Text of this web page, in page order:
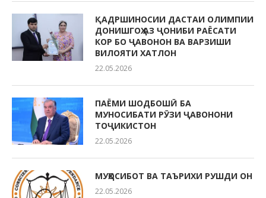
ҚАДРШИНОСИИ ДАСТАИ ОЛИМПИИ
ДОНИШГОҲ АЗ ҶОНИБИ РАЁСАТИ
КОР БО ҶАВОНОН ВА ВАРЗИШИ
ВИЛОЯТИ ХАТЛОН
22.05.2026
ПАЁМИ ШОДБОШӢ БА
МУНОСИБАТИ РӮЗИ ҶАВОНОНИ
ТОҶИКИСТОН
22.05.2026
МУҲОСИБОТ ВА ТАЪРИХИ РУШДИ ОН
22.05.2026